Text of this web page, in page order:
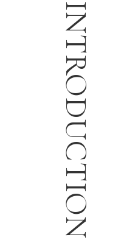
INTRODUCTION